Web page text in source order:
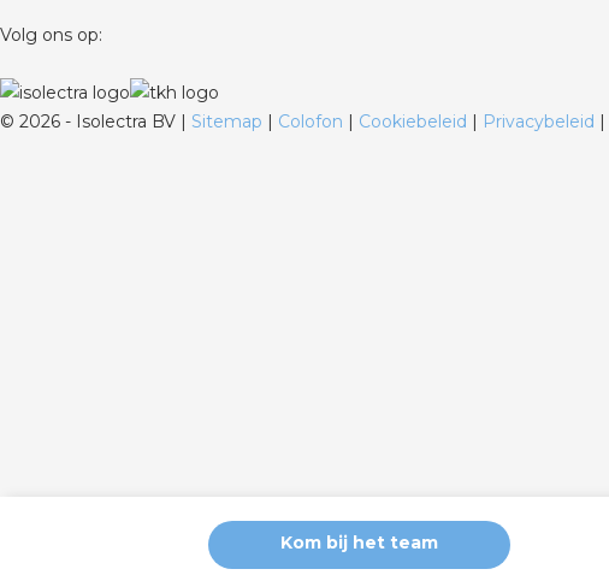
Kom bij het team
Volg ons op:
© 2026 - Isolectra BV | Sitemap | Colofon | Cookiebeleid | Privacybeleid |